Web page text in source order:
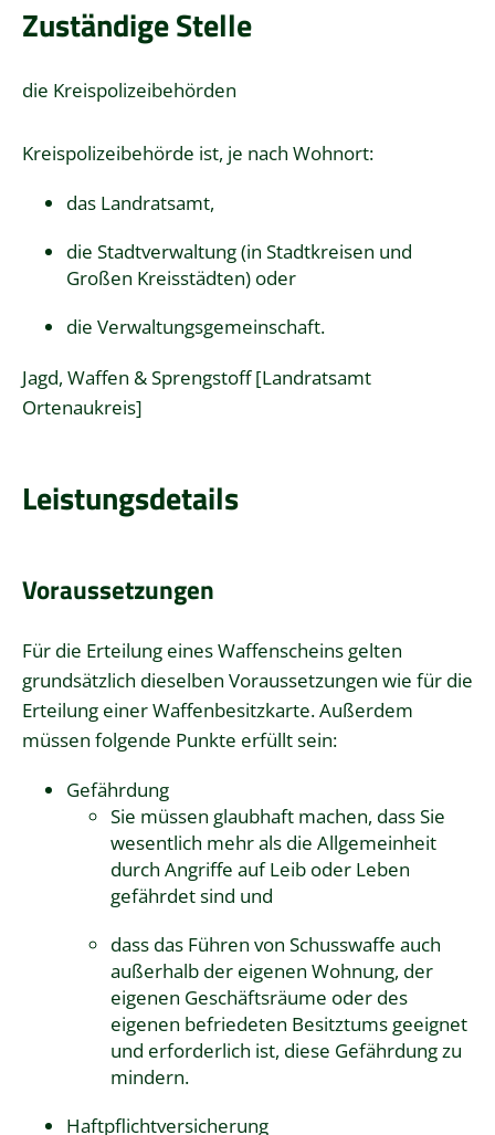
Zuständige Stelle
die Kreispolizeibehörden
Kreispolizeibehörde ist, je nach Wohnort:
das Landratsamt,
die Stadtverwaltung (in Stadtkreisen und
Großen Kreisstädten) oder
die Verwaltungsgemeinschaft.
Jagd, Waffen & Sprengstoff [Landratsamt
Ortenaukreis]
Leistungsdetails
Voraussetzungen
Für die Erteilung eines Waffenscheins gelten
grundsätzlich dieselben Voraussetzungen wie für die
Erteilung einerWaffenbesitzkarte. Außerdem
müssen folgende Punkte erfüllt sein:
Gefährdung
Sie müssen glaubhaft machen, dass Sie
wesentlich mehr als die Allgemeinheit
durch Angriffe auf Leib oder Leben
gefährdet sind und
dass das Führen von Schusswaffe auch
außerhalb der eigenen Wohnung, der
eigenen Geschäftsräume oder des
eigenen befriedeten Besitztums geeignet
und erforderlich ist, diese Gefährdungzu
mindern.
Haftpflichtversicherung